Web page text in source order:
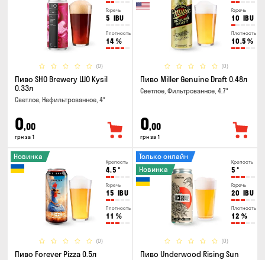
Горечь
5 IBU
Плотность
14 %
(0)
Пиво SHO Brewery ШО Kysil
0.33л
Светлое, Нефильтрованное, 4°
0,00
грн за 1
Горечь
10 IBU
Плотность
10.5 %
(0)
Пиво Miller Genuine Draft 0.48л
Светлое, Фильтрованное, 4.7°
0,00
грн за 1
Крепость
4.5 °
Горечь
15 IBU
Плотность
11 %
(0)
Новинка
Пиво Forever Pizza 0.5л
Крепость
5 °
Горечь
20 IBU
Плотность
12 %
(0)
Только онлайн
Новинка
Пиво Underwood Rising Sun